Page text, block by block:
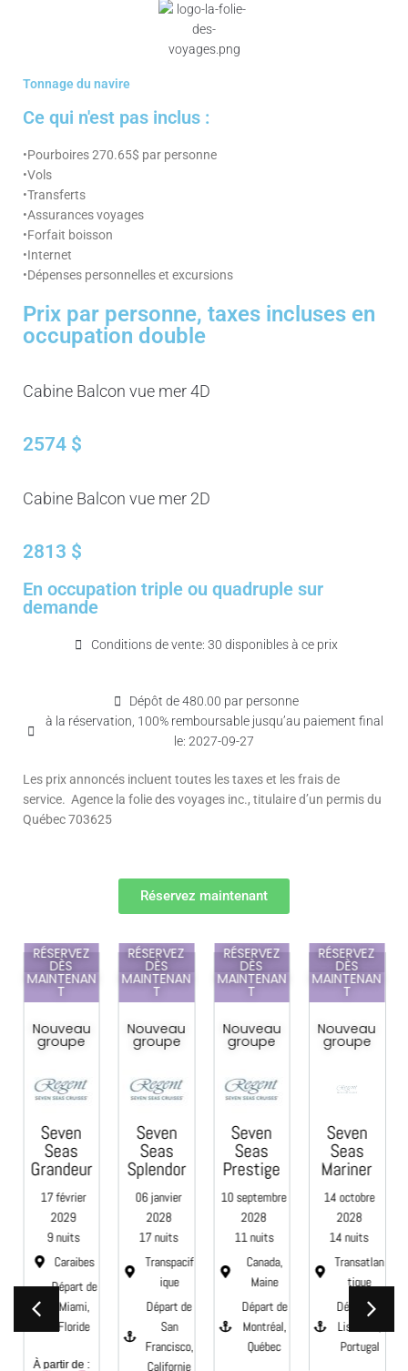
Tonnage du navire
Ce qui n'est pas inclus :
•Pourboires 270.65$ par personne
•Vols
•Transferts
•Assurances voyages
•Forfait boisson
•Internet
•Dépenses personnelles et excursions
Prix par personne, taxes incluses en
occupation double
Cabine Balcon vue mer 4D
2574 $
Cabine Balcon vue mer 2D
2813 $
En occupation triple ou quadruple sur
demande
Conditions de vente: 30 disponibles à ce prix
Dépôt de 480.00 par personne
à la réservation, 100% remboursable jusqu’au paiement final
le: 2027-09-27
Les prix annoncés incluent toutes les taxes et les frais de
service. Agence la folie des voyages inc., titulaire d’un permis du
Québec 703625
Réservez maintenant
RÉSERVEZ
DÈS
MAINTENAN
T
Nouveau
groupe
Seven
Seas
Grandeur
17 février
2029
9 nuits
Caraibes
Départ de
Miami,
Floride
À partir de :
RÉSERVEZ
DÈS
MAINTENAN
T
Nouveau
groupe
Seven
Seas
Splendor
06 janvier
2028
17 nuits
Transpacif
ique
Départ de
San
Francisco,
Californie
RÉSERVEZ
DÈS
MAINTENAN
T
Nouveau
groupe
Seven
Seas
Prestige
10 septembre
2028
11 nuits
Canada,
Maine
Départ de
Montréal,
Québec
RÉSERVEZ
DÈS
MAINTENAN
T
Nouveau
groupe
Seven
Seas
Mariner
14 octobre
2028
14 nuits
Transatlan
tique
Départ de
Lisbonne,
Portugal